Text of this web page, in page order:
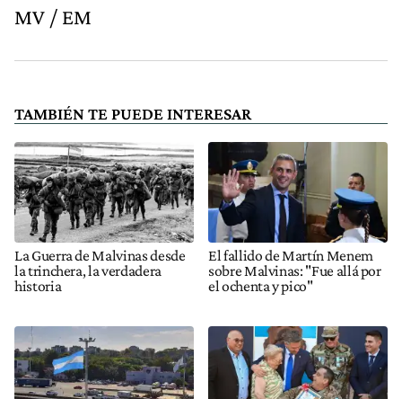
MV / EM
TAMBIÉN TE PUEDE INTERESAR
La Guerra de Malvinas desde
la trinchera, la verdadera
historia
El fallido de Martín Menem
sobre Malvinas: "Fue allá por
el ochenta y pico"